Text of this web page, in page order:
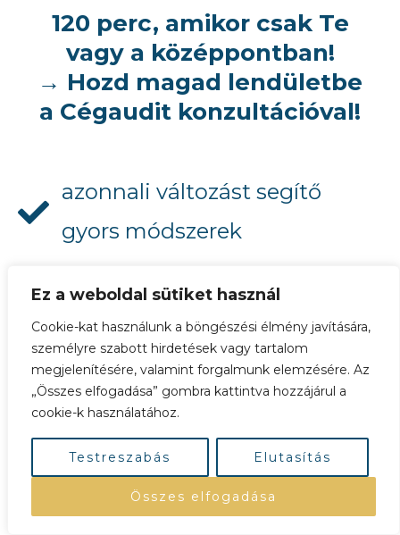
Ez a weboldal sütiket használ
Cookie-kat használunk a böngészési élmény javítására,
személyre szabott hirdetések vagy tartalom
megjelenítésére, valamint forgalmunk elemzésére. Az
„Összes elfogadása” gombra kattintva hozzájárul a
cookie-k használatához.
Testreszabás Elutasítás
Összes elfogadása
120 perc, amikor csak Te
vagy a középpontban!
→ Hozd magad lendületbe
a Cégaudit konzultációval!
azonnali változást segítő
gyors módszerek
vélemények helyett objektív
és logikus visszajelzések
Ez mind a Tiéd lesz:
előzetes feltáró kérdőív,
amellyel úgy érzed majd,